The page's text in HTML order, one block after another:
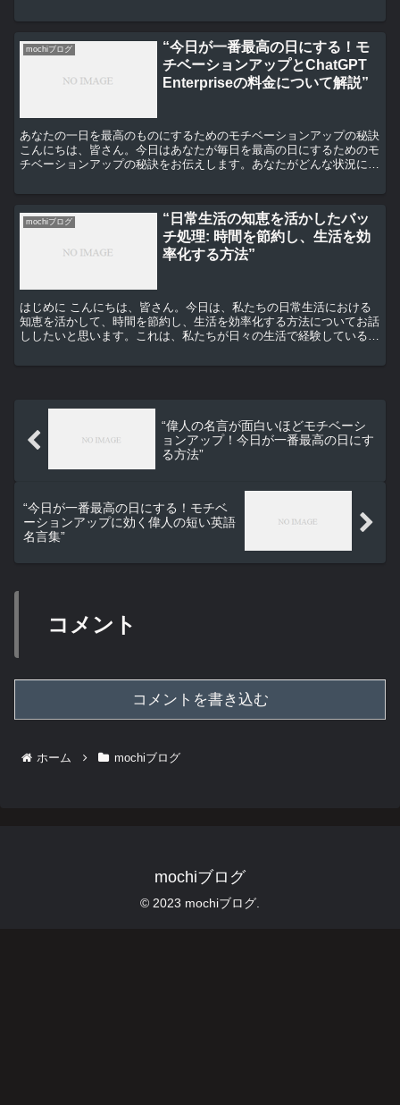
mochiブログ
“今日が一番最高の日にする！モ
チベーションアップとChatGPT
Enterpriseの料金について解説”
あなたの一日を最高のものにするためのモチベーションアップの秘訣
こんにちは、皆さん。今日はあなたが毎日を最高の日にするためのモ
チベーションアップの秘訣をお伝えします。あなたがどんな状況にあ
mochiブログ
“日常生活の知恵を活かしたバッ
チ処理: 時間を節約し、生活を効
率化する方法”
はじめに こんにちは、皆さん。今日は、私たちの日常生活における
知恵を活かして、時間を節約し、生活を効率化する方法についてお話
ししたいと思います。これは、私たちが日々の生活で経験しているこ
“偉人の名言が面白いほどモチベーシ
ョンアップ！今日が一番最高の日にす
る方法”
“今日が一番最高の日にする！モチベ
ーションアップに効く偉人の短い英語
名言集”
コメント
コメントを書き込む
ホーム mochiブログ
mochiブログ
© 2023 mochiブログ.